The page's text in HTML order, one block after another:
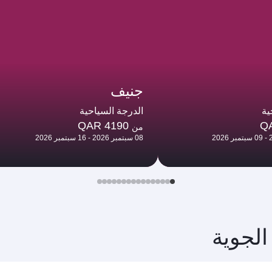
جنيف
الدرجة السياحية
من QAR 4190
08 سبتمبر 2026 - 16 سبتمبر 2026